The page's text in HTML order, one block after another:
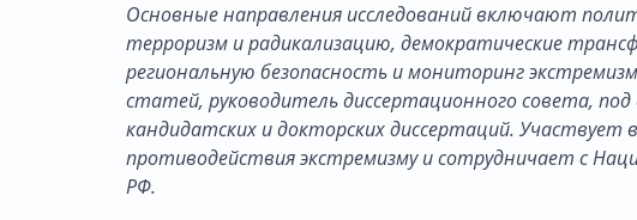
Основные направления исследований включают
терроризм и радикализацию, демократические
региональную безопасность и мониторинг
статей, руководитель диссертационного совета,
кандидатских и докторских диссертаций. Участвует
противодействия экстремизму и сотрудничает с
РФ.